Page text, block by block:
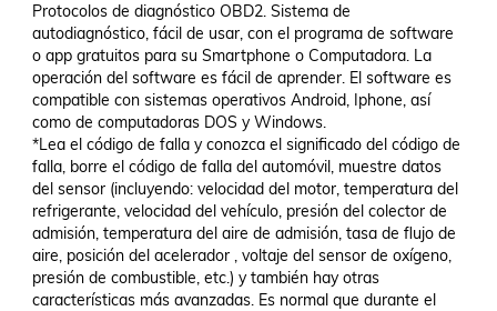
Protocolos de diagnóstico OBD2. Sistema de
autodiagnóstico, fácil de usar, con el programa de software
o app gratuitos para su Smartphone o Computadora. La
operación del software es fácil de aprender. El software es
compatible con sistemas operativos Android, Iphone, así
como de computadoras DOS y Windows.
*Lea el código de falla y conozca el significado del código de
falla, borre el código de falla del automóvil, muestre datos
del sensor (incluyendo: velocidad del motor, temperatura del
refrigerante, velocidad del vehículo, presión del colector de
admisión, temperatura del aire de admisión, tasa de flujo de
aire, posición del acelerador , voltaje del sensor de oxígeno,
presión de combustible, etc.) y también hay otras
características más avanzadas. Es normal que durante el